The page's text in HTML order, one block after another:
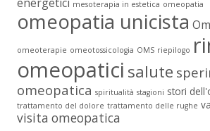
mesoterapia in estetica omeopatia
omeopatia unicista
omeoterapie omeotossicologia OMS riepilogo
omeopatici salute
omeopatica spiritualità stagioni stori
trattamento del dolore trattamento delle rughe
visita omeopatica